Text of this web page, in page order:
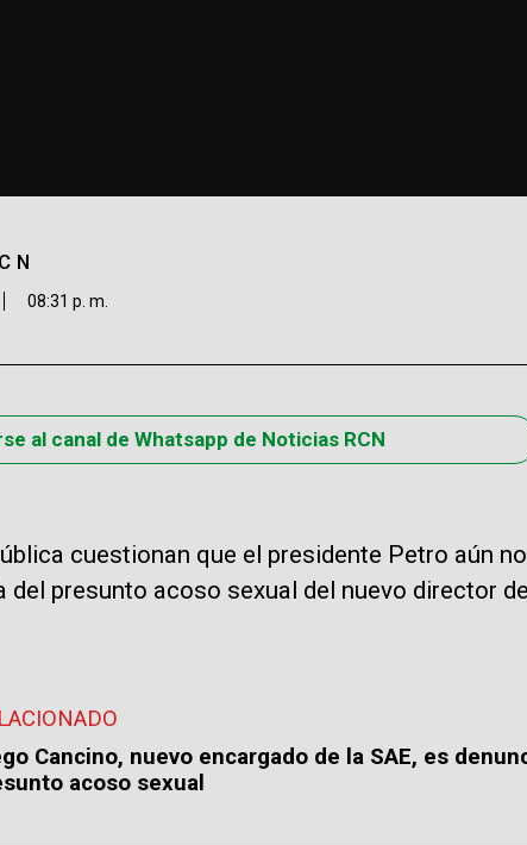
08:31 p. m.
al canal de Whatsapp de Noticias RCN
cuestionan que el presidente Petro aún
del presunto acoso sexual del nuevo director
Cancino, nuevo encargado de la SAE, es
acoso sexual